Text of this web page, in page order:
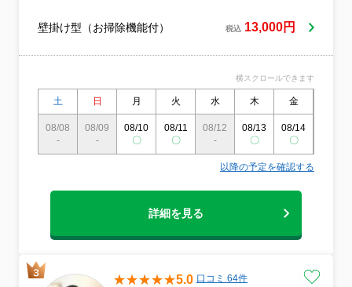
のお客様にも安心感を抱いていただけるサ
技術!当店のクリーニング作業では、人体や
日過ごす大切な空間だからこそ、洗浄力と
やさしさの両立を意識し、心からの信頼を
持ってご依頼いただける作業をご提供いた
します。▼明朗会計で安心！汚れに応じた
追加料金は設定しておらず、見積り時から
注作業なし！作業はすべて自社スタッフに
よる対応で、外部の業者へ作業の委託はし
品質を一定に保ちつつ、最後まで責任を持
って作業を完遂します。▼もしもに備えた
し作業中の故障や破損といったトラブルが
壁掛け型（お掃除機能付） 税込 13,000円
横スクロールできます
土 日 月 火 水 木 金
08/08
-
08/09
-
08/10
〇
08/11
〇
08/12
-
08/13
〇
08/14
〇
以降の予定を確認する
詳細を見る
5.0 口コミ 64件